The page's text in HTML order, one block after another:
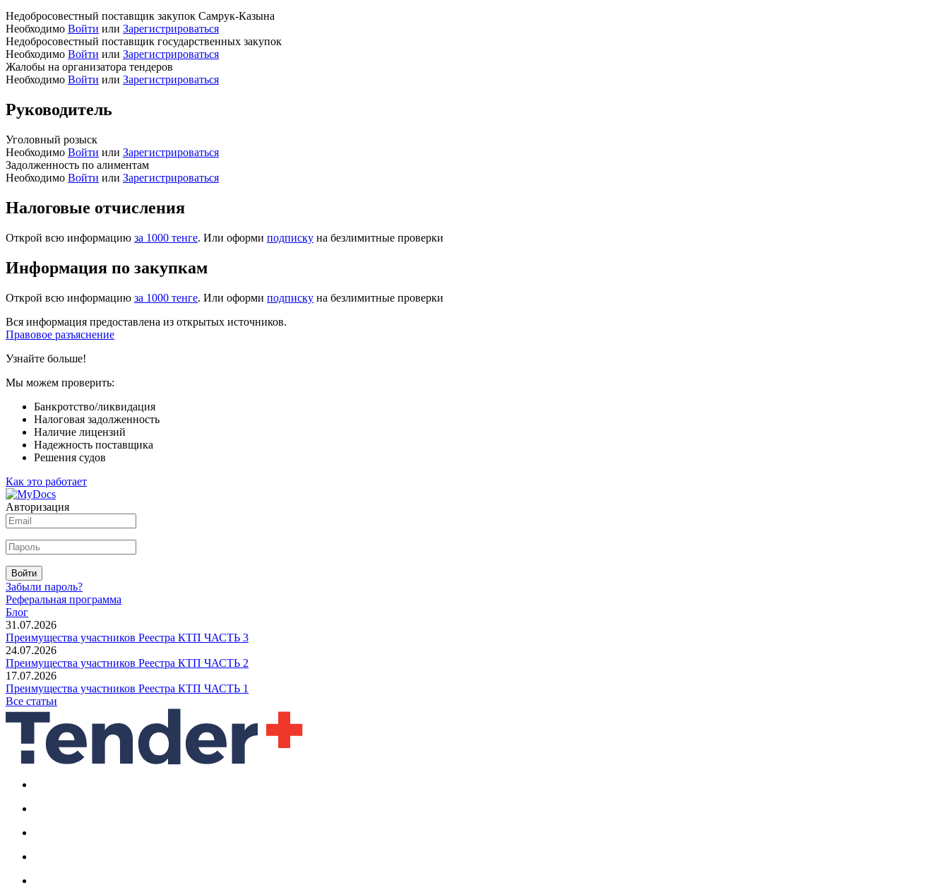
Недобросовестный поставщик закупок Самрук-Казына
Необходимо Войти или Зарегистрироваться
Недобросовестный поставщик государственных закупок
Необходимо Войти или Зарегистрироваться
Жалобы на организатора тендеров
Необходимо Войти или Зарегистрироваться
Руководитель
Уголовный розыск
Необходимо Войти или Зарегистрироваться
Задолженность по алиментам
Необходимо Войти или Зарегистрироваться
Налоговые отчисления
Открой всю информацию за 1000 тенге. Или оформи подписку на безлимитные проверки
Информация по закупкам
Открой всю информацию за 1000 тенге. Или оформи подписку на безлимитные проверки
Вся информация предоставлена из открытых источников.
Правовое разъяснение
Узнайте больше!
Мы можем проверить:
Банкротство/ликвидация
Налоговая задолженность
Наличие лицензий
Надежность поставщика
Решения судов
Как это работает
Авторизация
Войти
Забыли пароль?
Реферальная программа
Блог
31.07.2026
Преимущества участников Реестра КТП ЧАСТЬ 3
24.07.2026
Преимущества участников Реестра КТП ЧАСТЬ 2
17.07.2026
Преимущества участников Реестра КТП ЧАСТЬ 1
Все статьи